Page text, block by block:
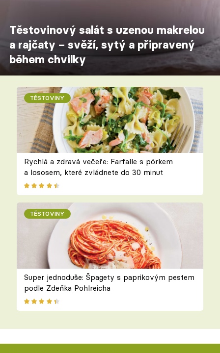
Těstovinový salát s uzenou makrelou
a rajčaty – svěží, sytý a připravený
během chvilky
TĚSTOVINY
Rychlá a zdravá večeře: Farfalle s pórkem
a lososem, které zvládnete do 30 minut
TĚSTOVINY
Super jednoduše: Špagety s paprikovým pestem
podle Zdeňka Pohlreicha